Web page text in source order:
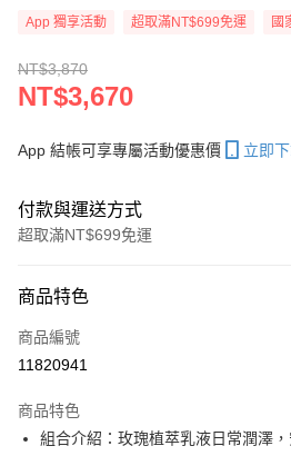
App 獨享活動 超取滿NT$699免運 國
NT$3,870
NT$3,670
App 結帳可享專屬活動優惠價 立即
付款與運送方式
超取滿NT$699免運
信用卡一次付款
信用卡分期付款
合作金庫商業銀行
華南商業銀行
彰
超商取貨付款
商品特色
商品編號
11820941
商品特色
組合介紹：玫瑰植萃乳液日常潤澤